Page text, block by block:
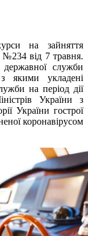
на зайняття
№234 від 7 травня.
служби
якими укладені
на період дії
України з
України гострої
коронавірусом